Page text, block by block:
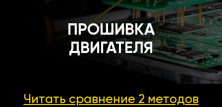
ПРОШИВКА
ДВИГАТЕЛЯ
Читать сравнение 2 методов